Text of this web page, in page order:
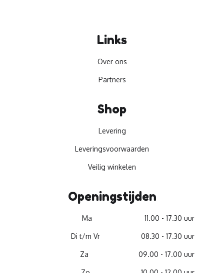
Links
Over ons
Partners
Shop
Levering
Leveringsvoorwaarden
Veilig winkelen
Openingstijden
Ma 11.00 - 17.30 uur
Di t/m Vr 08.30 - 17.30 uur
Za 09.00 - 17.00 uur